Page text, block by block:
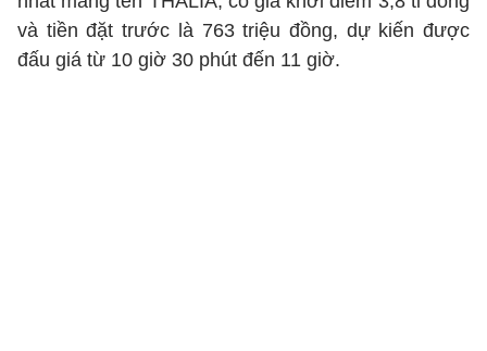
và tiền đặt trước là 763 triệu đồng, dự kiến được
đấu giá từ 10 giờ 30 phút đến 11 giờ.